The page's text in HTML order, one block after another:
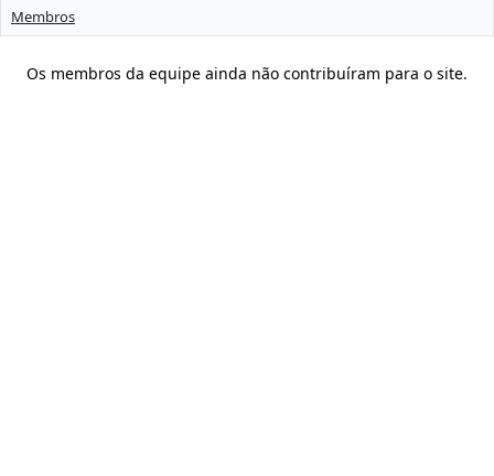
Membros
Os membros da equipe ainda não contribuíram para o site.